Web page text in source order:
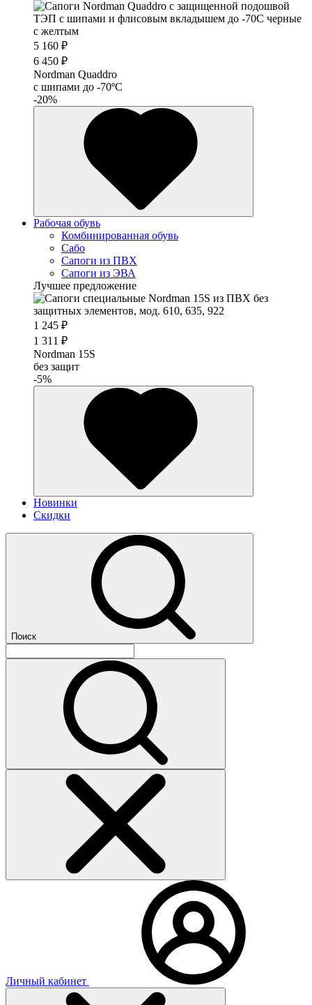
5 160 ₽
6 450 ₽
Nordman Quaddro
с шипами до -70ºС
-20%
Рабочая обувь
Комбинированная обувь
Сабо
Сапоги из ПВХ
Сапоги из ЭВА
Лучшее предложение
1 245 ₽
1 311 ₽
Nordman 15S
без защит
-5%
Новинки
Скидки
Поиск
Личный кабинет